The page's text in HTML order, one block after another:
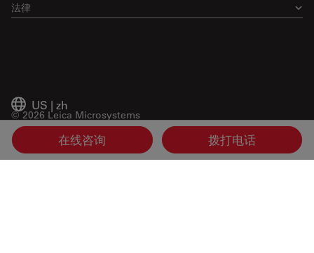
法律
US | zh
© 2026 Leica Microsystems
在线咨询 拨打电话